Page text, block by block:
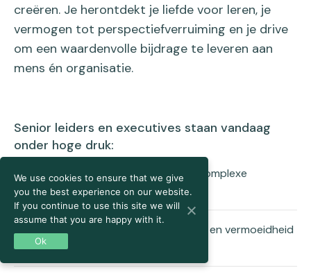
creëren. Je herontdekt je liefde voor leren, je
vermogen tot perspectiefverruiming en je drive
om een waardenvolle bijdrage te leveren aan
mens én organisatie.
Senior leiders en executives staan vandaag
onder hoge druk:
beslissingen nemen in onzekere, complexe
contexten
omgaan met weerstand, spanning en vermoeidheid
in teams
We use cookies to ensure that we give
you the best experience on our website.
If you continue to use this site we will
assume that you are happy with it.
Ok